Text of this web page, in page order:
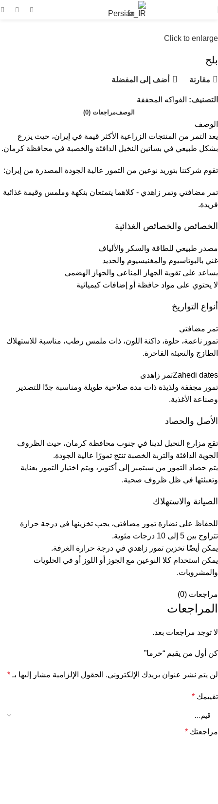
Persian
Click to enlarge
بلح
مقارنة أضف إلى المفضلة
التصنيف: الفواكه المجففة
الوصفمراجعات (0)
الوصف
يعد التمر من المنتجات الزراعية الأكثر قيمة في إيران، حيث يزرع
بشكل طبيعي في بساتين النخيل الدافئة والخصبة في محافظة كرمان.
تقوم شركتنا بتوريد نوعين من التمور عالية الجودة المصدرة من إيران:
تمر مضافتي وتمر زاهدي - كلاهما يتمتعان بنكهة وملمس وقيمة غذائية
فريدة.
الخصائص والخصائص الغذائية
مصدر طبيعي للطاقة والسكر والألياف
غني بالبوتاسيوم والمغنيسيوم والحديد
يساعد على تقوية الجهاز المناعي والجهاز الهضمي
لا يحتوي على مواد حافظة أو إضافات كيميائية
أنواع التواريخ
تمر مضافتي
تمور ناعمة، حلوة، داكنة اللون، ذات ملمس رطب، مناسبة للاستهلاك
الطازج والتعبئة الفاخرة.
Zahedi datesتمر زاهدی
تمور مجففة ولذيذة ذات مدة صلاحية طويلة ومناسبة جدًا للتصدير
وصناعة الأغذية.
الأصل والحصاد
تقع مزارع النخيل لدينا في جنوب محافظة كرمان، حيث الظروف
الجوية الدافئة والتربة الخصبة تنتج تمورًا عالية الجودة.
يتم حصاد التمور من سبتمبر إلى أكتوبر، ويتم اختيار التمور بعناية
وتعبئتها في ظل ظروف صحية.
الصيانة والاستهلاك
للحفاظ على نضارة تمور مضافتي، يجب تخزينها في درجة حرارة
تتراوح بين 5 إلى 10 درجات مئوية.
يمكن أيضًا تخزين تمور زاهدي في درجة حرارة الغرفة.
يمكن استخدام كلا النوعين مع الجوز أو اللوز أو في الحلويات
والمشروبات.
مراجعات (0)
المراجعات
لا توجد مراجعات بعد.
كن أول من يقيم “خرما”
لن يتم نشر عنوان بريدك الإلكتروني. الحقول الإلزامية مشار إليها بـ *
تقييمك *
مراجعتك *